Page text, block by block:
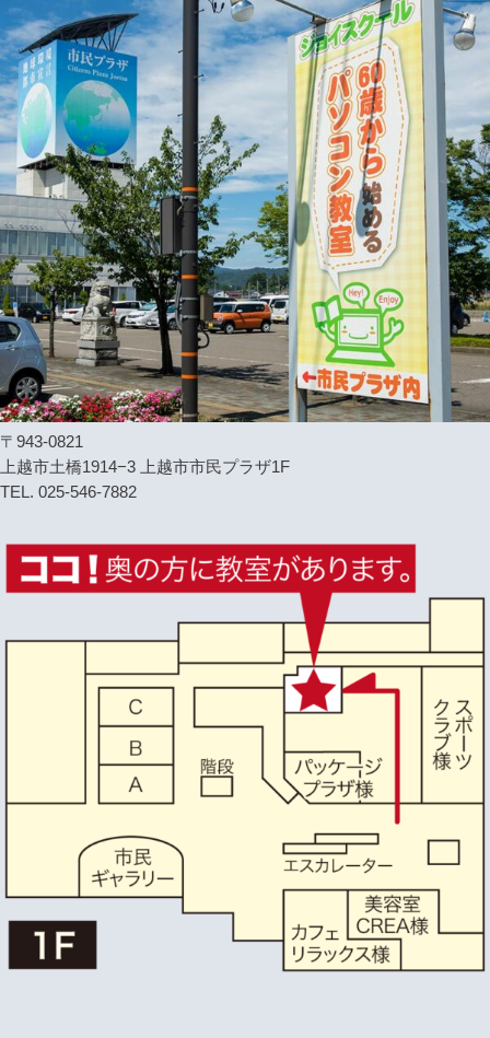
〒943-0821
上越市土橋1914−3 上越市市民プラザ1F
TEL. 025-546-7882